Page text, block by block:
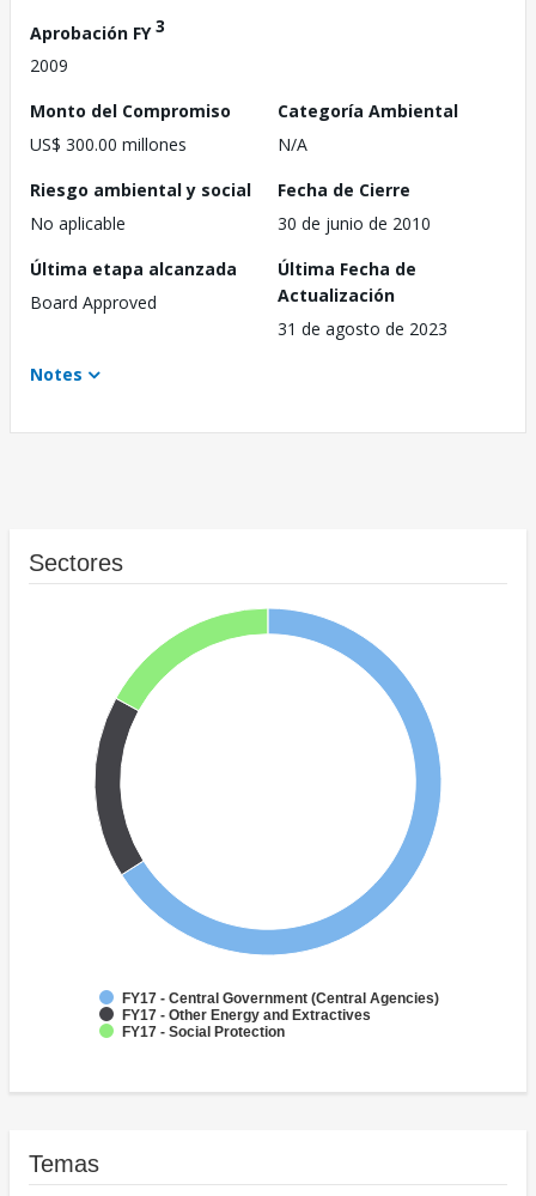
Aprobación FY3
2009
Monto del Compromiso
US$ 300.00 millones
Categoría Ambiental
N/A
Riesgo ambiental y social
No aplicable
Fecha de Cierre
30 de junio de 2010
Última etapa alcanzada
Board Approved
Última Fecha de
Actualización
31 de agosto de 2023
Notes
Sectores
FY17 - Central Government (Central Agencies)
FY17 - Other Energy and Extractives
FY17 - Social Protection
Temas